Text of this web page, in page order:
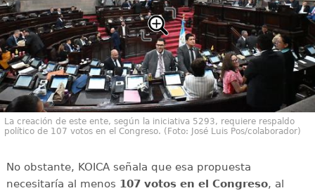
La creación de este ente, según la iniciativa 5293, requiere respaldo
político de 107 votos en el Congreso. (Foto: José Luis Pos/colaborador)
No obstante, KOICA señala que esa propuesta
necesitaría al menos 107 votos en el Congreso, al